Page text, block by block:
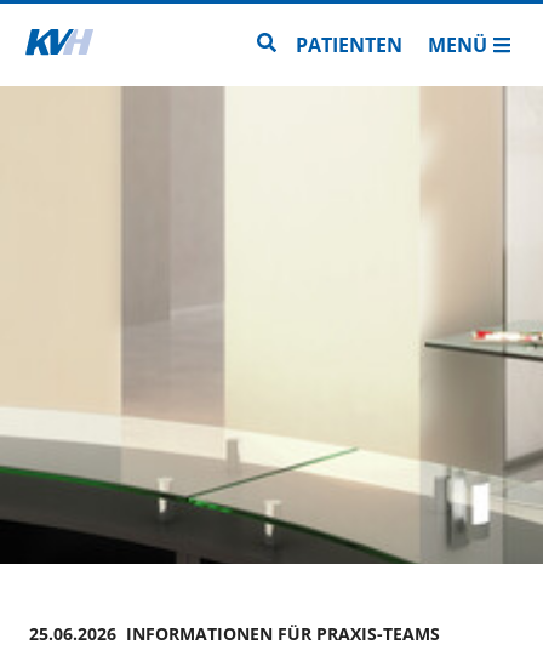
Zur Startseite Zur Seitensuche
PATIENTEN MENÜ
25.06.2026 INFORMATIONEN FÜR PRAXIS-TEAMS